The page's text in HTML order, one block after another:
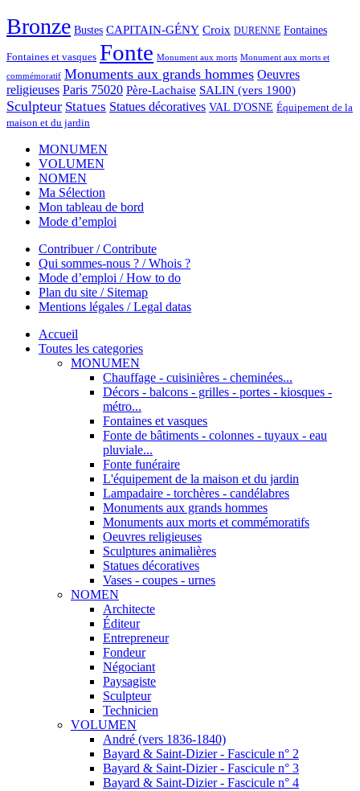
Bronze Bustes CAPITAIN-GÉNY Croix DURENNE Fontaines
Fontaines et vasques Fonte Monument aux morts Monument aux morts et
commémoratif Monuments aux grands hommes Oeuvres
religieuses Paris 75020 Père-Lachaise SALIN (vers 1900)
Sculpteur Statues Statues décoratives VAL D'OSNE Équipement de la
maison et du jardin
MONUMEN
VOLUMEN
NOMEN
Ma Sélection
Mon tableau de bord
Mode d’emploi
Contribuer / Contribute
Qui sommes-nous ? / Whois ?
Mode d’emploi / How to do
Plan du site / Sitemap
Mentions légales / Legal datas
Accueil
Toutes les categories
MONUMEN
Chauffage - cuisinières - cheminées...
Décors - balcons - grilles - portes - kiosques -
métro...
Fontaines et vasques
Fonte de bâtiments - colonnes - tuyaux - eau
pluviale...
Fonte funéraire
L'équipement de la maison et du jardin
Lampadaire - torchères - candélabres
Monuments aux grands hommes
Monuments aux morts et commémoratifs
Oeuvres religieuses
Sculptures animalières
Statues décoratives
Vases - coupes - urnes
NOMEN
Architecte
Éditeur
Entrepreneur
Fondeur
Négociant
Paysagiste
Sculpteur
Technicien
VOLUMEN
André (vers 1836-1840)
Bayard & Saint-Dizier - Fascicule n° 2
Bayard & Saint-Dizier - Fascicule n° 3
Bayard & Saint-Dizier - Fascicule n° 4